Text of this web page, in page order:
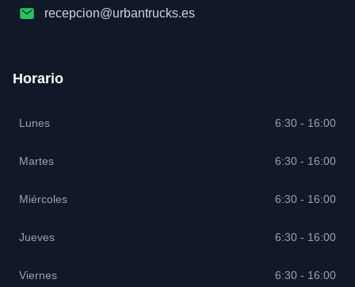
recepcion@urbantrucks.es
Horario
Lunes 6:30 - 16:00
Martes 6:30 - 16:00
Miércoles 6:30 - 16:00
Jueves 6:30 - 16:00
Viernes 6:30 - 16:00